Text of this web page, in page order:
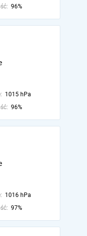
96%
1015 hPa
96%
1016 hPa
97%